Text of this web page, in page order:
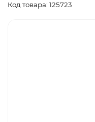
Код товара: 125723